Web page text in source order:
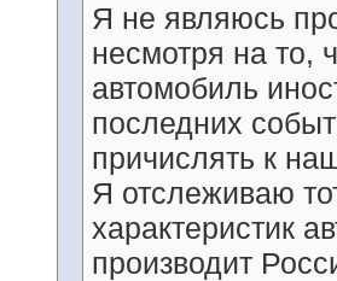
Я не являюсь
несмотря на то,
автомобиль
последних
причислять к
Я отслеживаю
характеристик
производит